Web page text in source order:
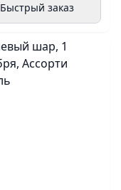
Быстрый заказ